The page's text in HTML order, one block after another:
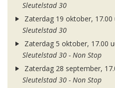
Sleutelstad 30
Zaterdag 19 oktober, 17.00
Sleutelstad 30
Zaterdag 5 oktober, 17.00
Sleutelstad 30 - Non Stop
Zaterdag 28 september,
Sleutelstad 30 - Non Stop